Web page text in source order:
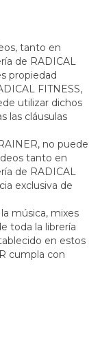
tanto en
de RADICAL
propiedad
FITNESS,
utilizar dichos
las cláusulas
no puede
tanto en
de RADICAL
exclusiva de
música, mixes
toda la librería
en estos
cumpla con